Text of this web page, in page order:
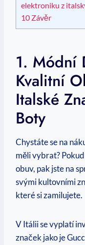
elektroniku z
10 Závěr
1. Módní
Kvalitní
Italské
Boty
Chystáte se na
měli vybrat?
obuv, pak jste na
svými kultovními
které si zamilujete.
V Itálii se vyplatí
značek jako je